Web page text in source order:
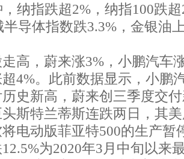
纳指跌超2%，纳指100跌
半导体指数跌3.3%，金银油
高，蔚来涨3%，小鹏汽车
4%。此前数据显示，小鹏
史新高，蔚来创三季度交
斯特兰蒂斯连跌两日，其
电动版菲亚特500的生产暂
为2020年3月中旬以来